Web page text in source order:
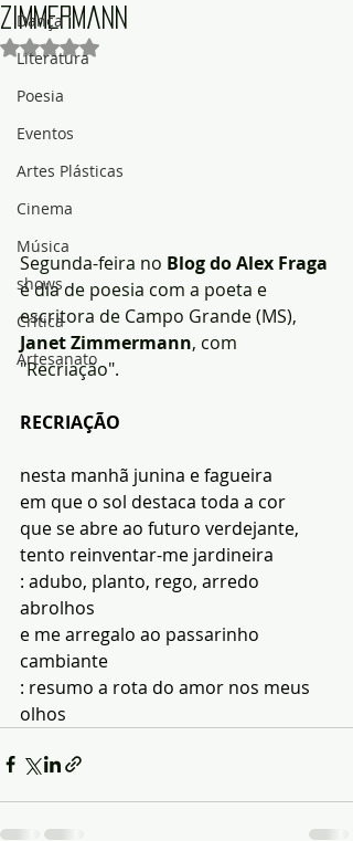
Dança
Literatura
Poesia
Eventos
Artes Plásticas
Cinema
Música
shows
Crítica
Artesanato
Zimmermann
Avaliado com NaN de 5 estrelas.
Segunda-feira no Blog do Alex Fraga
é dia de poesia com a poeta e
escritora de Campo Grande (MS),
Janet Zimmermann, com
"Recriação".
RECRIAÇÃO
nesta manhã junina e fagueira
em que o sol destaca toda a cor
que se abre ao futuro verdejante,
tento reinventar-me jardineira
: adubo, planto, rego, arredo
abrolhos
e me arregalo ao passarinho
cambiante
: resumo a rota do amor nos meus
olhos